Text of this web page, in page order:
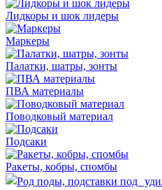
Лидкоры и шок лидеры
Маркеры
Палатки, шатры, зонты
ПВА материалы
Поводковый материал
Подсаки
Ракеты, кобры, спомбы